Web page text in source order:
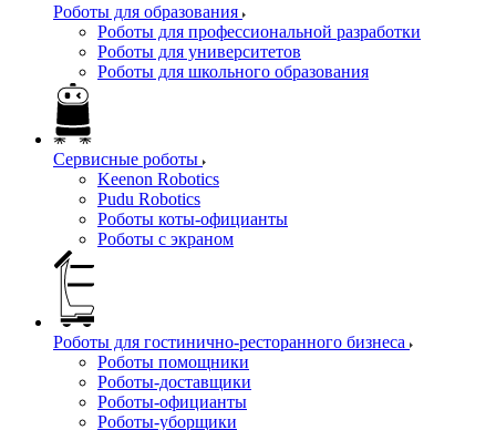
Роботы для образования
Роботы для профессиональной разработки
Роботы для университетов
Роботы для школьного образования
Сервисные роботы
Keenon Robotics
Pudu Robotics
Роботы коты-официанты
Роботы с экраном
Роботы для гостинично-ресторанного бизнеса
Роботы помощники
Роботы-доставщики
Роботы-официанты
Роботы-уборщики